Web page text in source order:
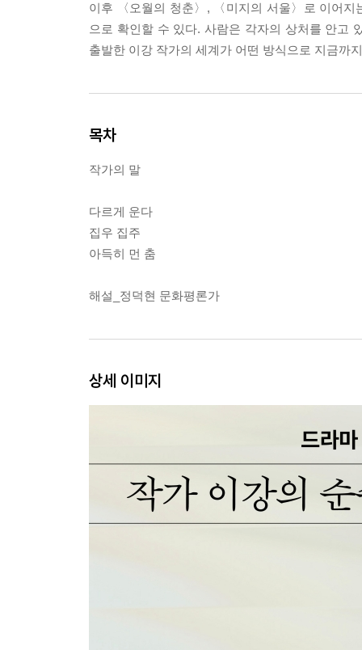
이후 〈오월의 청춘〉, 〈미지의 서울〉로 이어
으로 확인할 수 있다. 사람은 각자의 상처를 안고
출발한 이강 작가의 세계가 어떤 방식으로 지금까
목차
작가의 말
다르게 운다
집우 집주
아득히 먼 춤
해설_정덕현 문화평론가
상세 이미지